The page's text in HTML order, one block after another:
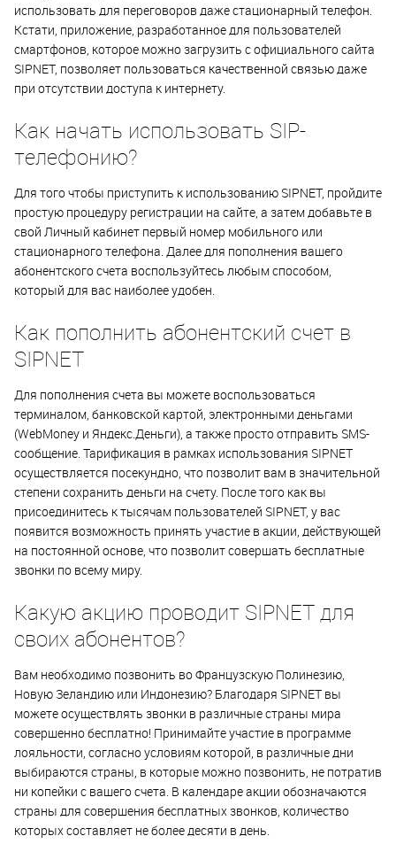
использовать для переговоров даже стационарный телефон.
Кстати, приложение, разработанное для пользователей
смартфонов, которое можно загрузить с официального сайта
SIPNET, позволяет пользоваться качественной связью даже
при отсутствии доступа к интернету.
Как начать использовать SIP-
телефонию?
Для того чтобы приступить к использованию SIPNET, пройдите
простую процедуру регистрации на сайте, а затем добавьте в
свой Личный кабинет первый номер мобильного или
стационарного телефона. Далее для пополнения вашего
абонентского счета воспользуйтесь любым способом,
который для вас наиболее удобен.
Как пополнить абонентский счет в
SIPNET
Для пополнения счета вы можете воспользоваться
терминалом, банковской картой, электронными деньгами
(WebMoney и Яндекс.Деньги), а также просто отправить SMS-
сообщение. Тарификация в рамках использования SIPNET
осуществляется посекундно, что позволит вам в значительной
степени сохранить деньги на счету. После того как вы
присоединитесь к тысячам пользователей SIPNET, у вас
появится возможность принять участие в акции, действующей
на постоянной основе, что позволит совершать бесплатные
звонки по всему миру.
Какую акцию проводит SIPNET для
своих абонентов?
Вам необходимо позвонить во Французскую Полинезию,
Новую Зеландию или Индонезию? Благодаря SIPNET вы
можете осуществлять звонки в различные страны мира
совершенно бесплатно! Принимайте участие в программе
лояльности, согласно условиям которой, в различные дни
выбираются страны, в которые можно позвонить, не потратив
ни копейки с вашего счета. В календаре акции обозначаются
страны для совершения бесплатных звонков, количество
которых составляет не более десяти в день.